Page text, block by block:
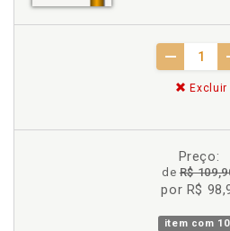
Excluir
Preço:
deR$
por R$
item com